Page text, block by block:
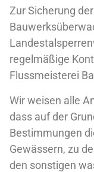
Zur Sicherung
regelmäßige
Flussmeisterei
Wir weisen alle
dass auf der
Bestimmungen
Gewässern, zu
den sonstigen